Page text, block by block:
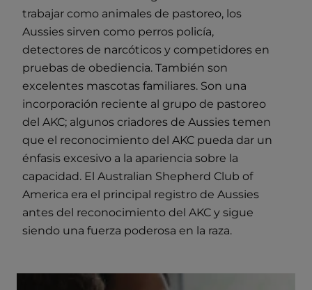
trabajar como animales de pastoreo, los
Aussies sirven como perros policía,
detectores de narcóticos y competidores en
pruebas de obediencia. También son
excelentes mascotas familiares. Son una
incorporación reciente al grupo de pastoreo
del AKC; algunos criadores de Aussies temen
que el reconocimiento del AKC pueda dar un
énfasis excesivo a la apariencia sobre la
capacidad. El Australian Shepherd Club of
America era el principal registro de Aussies
antes del reconocimiento del AKC y sigue
siendo una fuerza poderosa en la raza.